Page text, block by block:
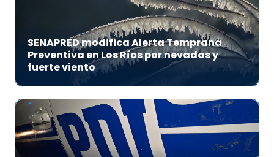
SENAPRED modifica Alerta Temprana
Preventiva en Los Ríos por nevadas y
fuerte viento